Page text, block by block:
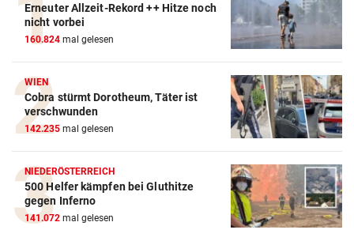
Erneuter Allzeit-Rekord ++ Hitze noch
nicht vorbei
160.824 mal gelesen
WIEN
Cobra stürmt Dorotheum, Täter ist
verschwunden
142.235 mal gelesen
NIEDERÖSTERREICH
500 Helfer kämpfen bei Gluthitze
gegen Inferno
141.072 mal gelesen
Action-Cam Vergleich
ZUM VERGLEICH
Crosstrainer Vergleich
ZUM VERGLEICH
E-Bike Vergleich
ZUM VERGLEICH
Elektro-Scooter Vergleich
ZUM VERGLEICH